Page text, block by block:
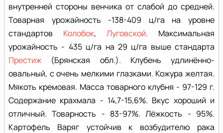
внутренней стороны венчика от слабой до средней.
Товарная урожайность -138-409 ц/га на уровне
стандартов Колобок, Луговской. Максимальная
урожайность - 435 ц/га на 29 ц/га выше стандарта
Престиж (Брянская обл.). Клубень удлинённо-
овальный, с очень мелкими глазками. Кожура желтая.
Мякоть кремовая. Масса товарного клубня - 97-129 г.
Содержание крахмала - 14,7-15,6%. Вкус хороший и
отличный. Товарность - 83-97%. Лёжкость - 95%.
Картофель Варяг устойчив к возбудителю рака